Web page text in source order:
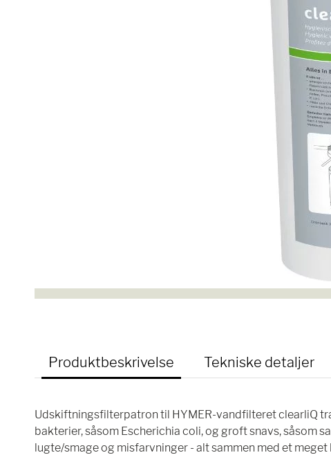
Produktbeskrivelse Tekniske detaljer
Udskiftningsfilterpatron til HYMER-vandfilteret clearliQ
bakterier, såsom Escherichia coli, og groft snavs, såsom
lugte/smage og misfarvninger - alt sammen med et